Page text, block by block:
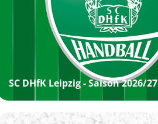
SC DHfK Leipzig - Saison 2026/27